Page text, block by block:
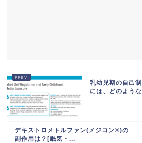
乳幼児期の自己
には、どのよう
デキストロメトルファン(メジコン®️)の
副作用は？[眠気・...